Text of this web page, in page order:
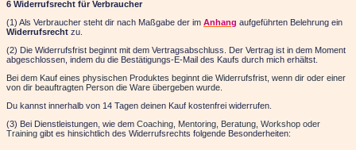
6 Widerrufsrecht für Verbraucher
(1) Als Verbraucher steht dir nach Maßgabe der im Anhang aufgeführten Belehrung ein
Widerrufsrecht zu.
(2) Die Widerrufsfrist beginnt mit dem Vertragsabschluss. Der Vertrag ist in dem Moment
abgeschlossen, indem du die Bestätigungs-E-Mail des Kaufs durch mich erhältst.
Bei dem Kauf eines physischen Produktes beginnt die Widerrufsfrist, wenn dir oder einer
von dir beauftragten Person die Ware übergeben wurde.
Du kannst innerhalb von 14 Tagen deinen Kauf kostenfrei widerrufen.
(3) Bei Dienstleistungen, wie dem Coaching, Mentoring, Beratung, Workshop oder
Training gibt es hinsichtlich des Widerrufsrechts folgende Besonderheiten: